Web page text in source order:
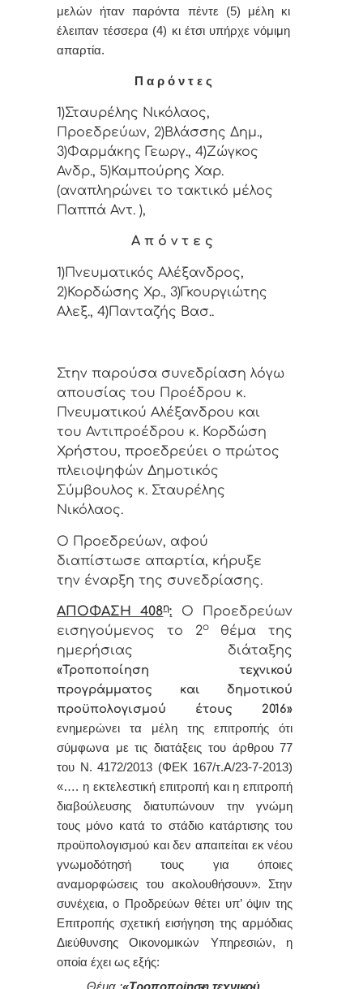
μελών ήταv παρόvτα πέντε (5) μέλη κι
έλειπαν τέσσερα (4) κι έτσι υπήρχε vόμιμη
απαρτία.
Π α ρ ό ν τ ε ς
1)Σταυρέλης Νικόλαος,
Προεδρεύων, 2)Βλάσσης Δημ.,
3)Φαρμάκης Γεωργ., 4)Ζώγκος
Ανδρ., 5)Καμπούρης Χαρ.
(αναπληρώνει το τακτικό μέλος
Παππά Αντ. ),
Α π ό ν τ ε ς
1)Πνευματικός Αλέξανδρος,
2)Κορδώσης Χρ., 3)Γκουργιώτης
Αλεξ., 4)Πανταζής Βασ..
Στην παρούσα συνεδρίαση λόγω
απουσίας του Προέδρου κ.
Πνευματικού Αλέξανδρου και
του Αντιπροέδρου κ. Κορδώση
Χρήστου, προεδρεύει ο πρώτος
πλειοψηφών Δημοτικός
Σύμβουλος κ. Σταυρέλης
Νικόλαος.
Ο Προεδρεύων, αφού
διαπίστωσε απαρτία, κήρυξε
την έναρξη της συνεδρίασης.
ΑΠΟΦΑΣΗ 408η: Ο Προεδρεύων
εισηγούμενος το 2ο θέμα της
ημερήσιας διάταξης
«Τροποποίηση τεχνικού
προγράμματος και δημοτικού
προϋπολογισμού έτους 2016»
ενημερώνει τα μέλη της επιτροπής ότι
σύμφωνα με τις διατάξεις του άρθρου 77
του Ν. 4172/2013 (ΦΕΚ 167/τ.Α/23-7-2013)
«…. η εκτελεστική επιτροπή και η επιτροπή
διαβούλευσης διατυπώνουν την γνώμη
τους μόνο κατά το στάδιο κατάρτισης του
προϋπολογισμού και δεν απαιτείται εκ νέου
γνωμοδότησή τους για όποιες
αναμορφώσεις του ακολουθήσουν». Στην
συνέχεια, ο Προδρεύων θέτει υπ’ όψιν της
Επιτροπής σχετική εισήγηση της αρμόδιας
Διεύθυνσης Οικονομικών Υπηρεσιών, η
οποία έχει ως εξής:
Θέμα :«Τροποποίηση τεχνικού